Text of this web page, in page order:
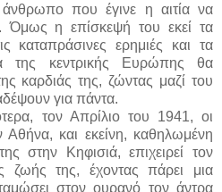
που έγινε η αιτία να
Όμως η επίσκεψή του εκεί τα
καταπράσινες ερημιές και τα
της κεντρικής Ευρώπης θα
καρδιάς της, ζώντας μαζί του
για πάντα.
τον Απρίλιο του 1941, οι
Αθήνα, και εκείνη, καθηλωμένη
στην Κηφισιά, επιχειρεί τον
ζωής της, έχοντας πάρει μια
στον ουρανό τον άντρα